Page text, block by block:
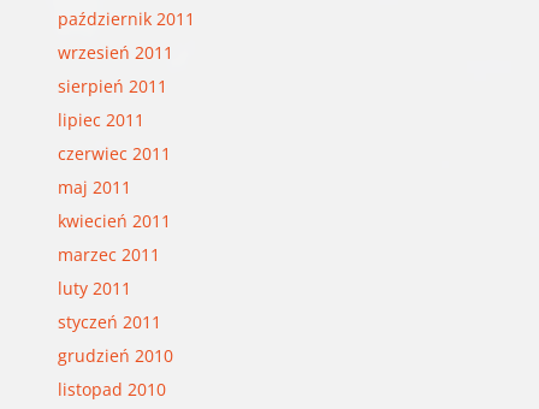
październik 2011
wrzesień 2011
sierpień 2011
lipiec 2011
czerwiec 2011
maj 2011
kwiecień 2011
marzec 2011
luty 2011
styczeń 2011
grudzień 2010
listopad 2010